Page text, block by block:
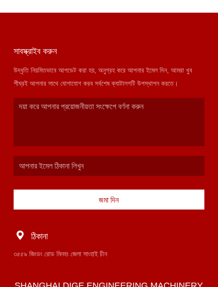
সাবস্ক্রাইব করুন
উদ্ধৃতি নিয়মিতভাবে আপডেট করা হয়, অনুগ্রহ করে আপনার ইমেল দিন, আমরা খুব
শীঘ্রই আপনার সাথে যোগাযোগ করব সর্বশেষ ক্যাটালগটি উপস্থাপন করতে।
জমা দিন
ঠিকানা
৩৫৫৯ জিংডং রোড মিনহং জেলা সাংহাই চীন